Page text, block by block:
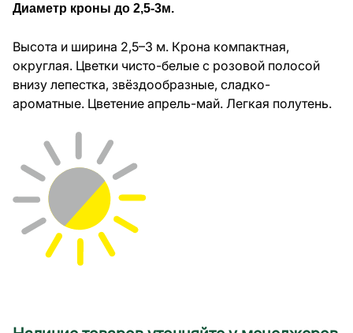
Диаметр кроны до 2,5-3м.
Высота и ширина 2,5–3 м. Крона компактная,
округлая. Цветки чисто-белые с розовой полосой
внизу лепестка, звёздообразные, сладко-
ароматные. Цветение апрель-май. Легкая полутень.